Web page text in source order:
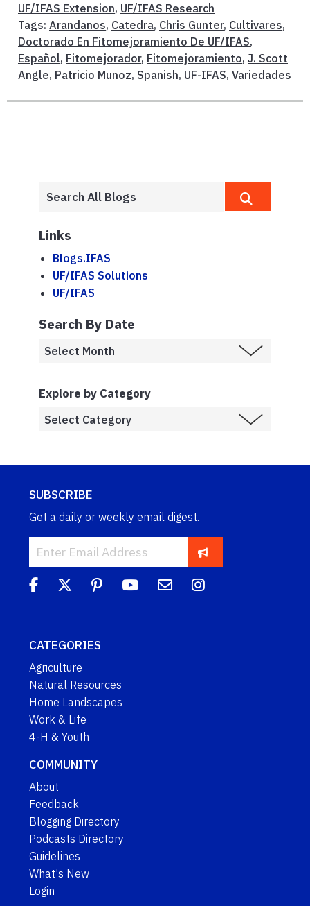
UF/IFAS Extension, UF/IFAS Research
Tags: Arandanos, Catedra, Chris Gunter, Cultivares,
Doctorado En Fitomejoramiento De UF/IFAS,
Español, Fitomejorador, Fitomejoramiento, J. Scott
Angle, Patricio Munoz, Spanish, UF-IFAS, Variedades
Links
Blogs.IFAS
UF/IFAS Solutions
UF/IFAS
Search By Date
Explore by Category
SUBSCRIBE
Get a daily or weekly email digest.
CATEGORIES
Agriculture
Natural Resources
Home Landscapes
Work & Life
4-H & Youth
COMMUNITY
About
Feedback
Blogging Directory
Podcasts Directory
Guidelines
What's New
Login